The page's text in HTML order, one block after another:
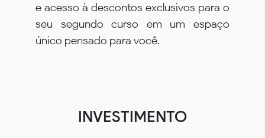
e acesso à descontos exclusivos para o
seu segundo curso em um espaço
único pensado para você.
INVESTIMENTO